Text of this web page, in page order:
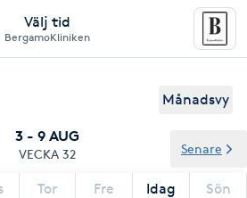
Välj tid
BergamoKliniken
Månadsvy
3 - 9 AUG
VECKA 32
Tor Fre Idag Sön
Senare